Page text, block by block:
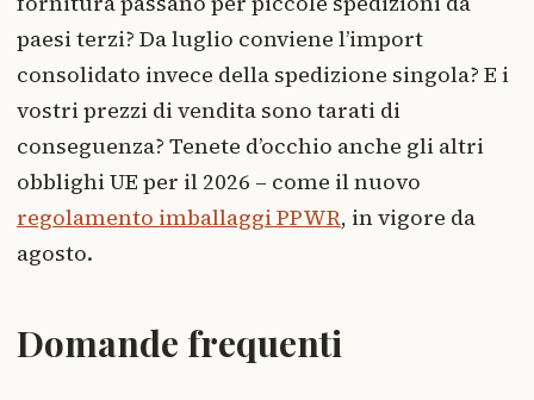
paesi terzi? Da luglio conviene l’import
consolidato invece della spedizione singola? E i
vostri prezzi di vendita sono tarati di
conseguenza? Tenete d’occhio anche gli altri
obblighi UE per il 2026 – come il nuovo
regolamento imballaggi PPWR, in vigore da
agosto.
Domande frequenti